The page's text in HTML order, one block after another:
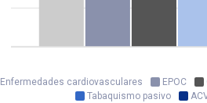
Enfermedades cardiovasculares EPOC
Tabaquismo pasivo